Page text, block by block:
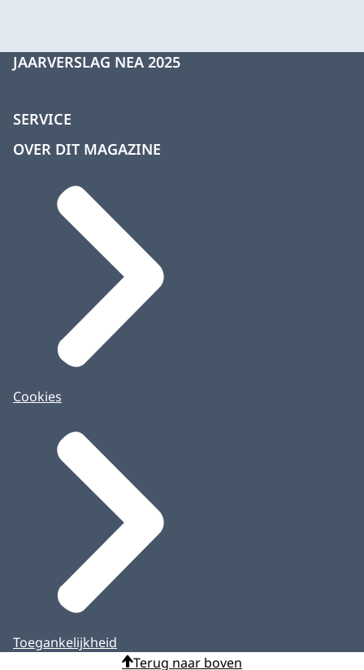
JAARVERSLAG NEA 2025
SERVICE
OVER DIT MAGAZINE
Cookies
Toegankelijkheid
Terug naar boven